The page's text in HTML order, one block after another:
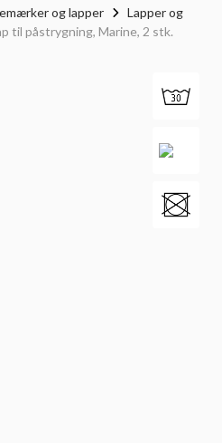
og lapper
Lapper og
til påstrygning, Marine, 2 stk.